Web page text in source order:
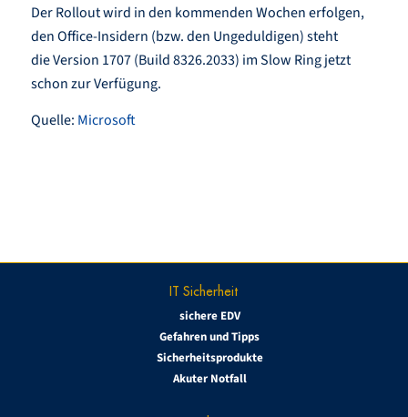
Der Rollout wird in den kommenden Wochen erfolgen,
den Office-Insidern (bzw. den Ungeduldigen) steht
die Version 1707 (Build 8326.2033) im Slow Ring jetzt
schon zur Verfügung.
Quelle: Microsoft
IT Sicherheit
sichere EDV
Gefahren und Tipps
Sicherheitsprodukte
Akuter Notfall